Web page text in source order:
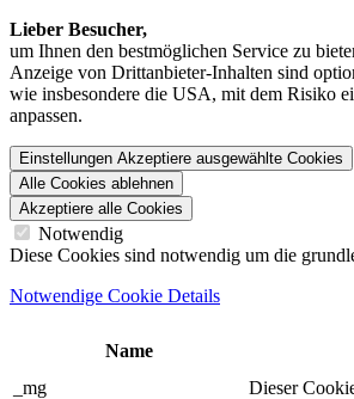
Lieber Besucher,
um Ihnen den best­möglichen Service zu
Anzeige von Dritt­anbieter-Inhalten sind
wie insbesondere die USA, mit dem Risiko
anpassen.
Einstellungen Akzeptiere ausgewählte Cookies
Alle Cookies ablehnen
Akzeptiere alle Cookies
Notwendig
Diese Cookies sind notwendig um die
Notwendige Cookie Details
Name
_mg
Dieser